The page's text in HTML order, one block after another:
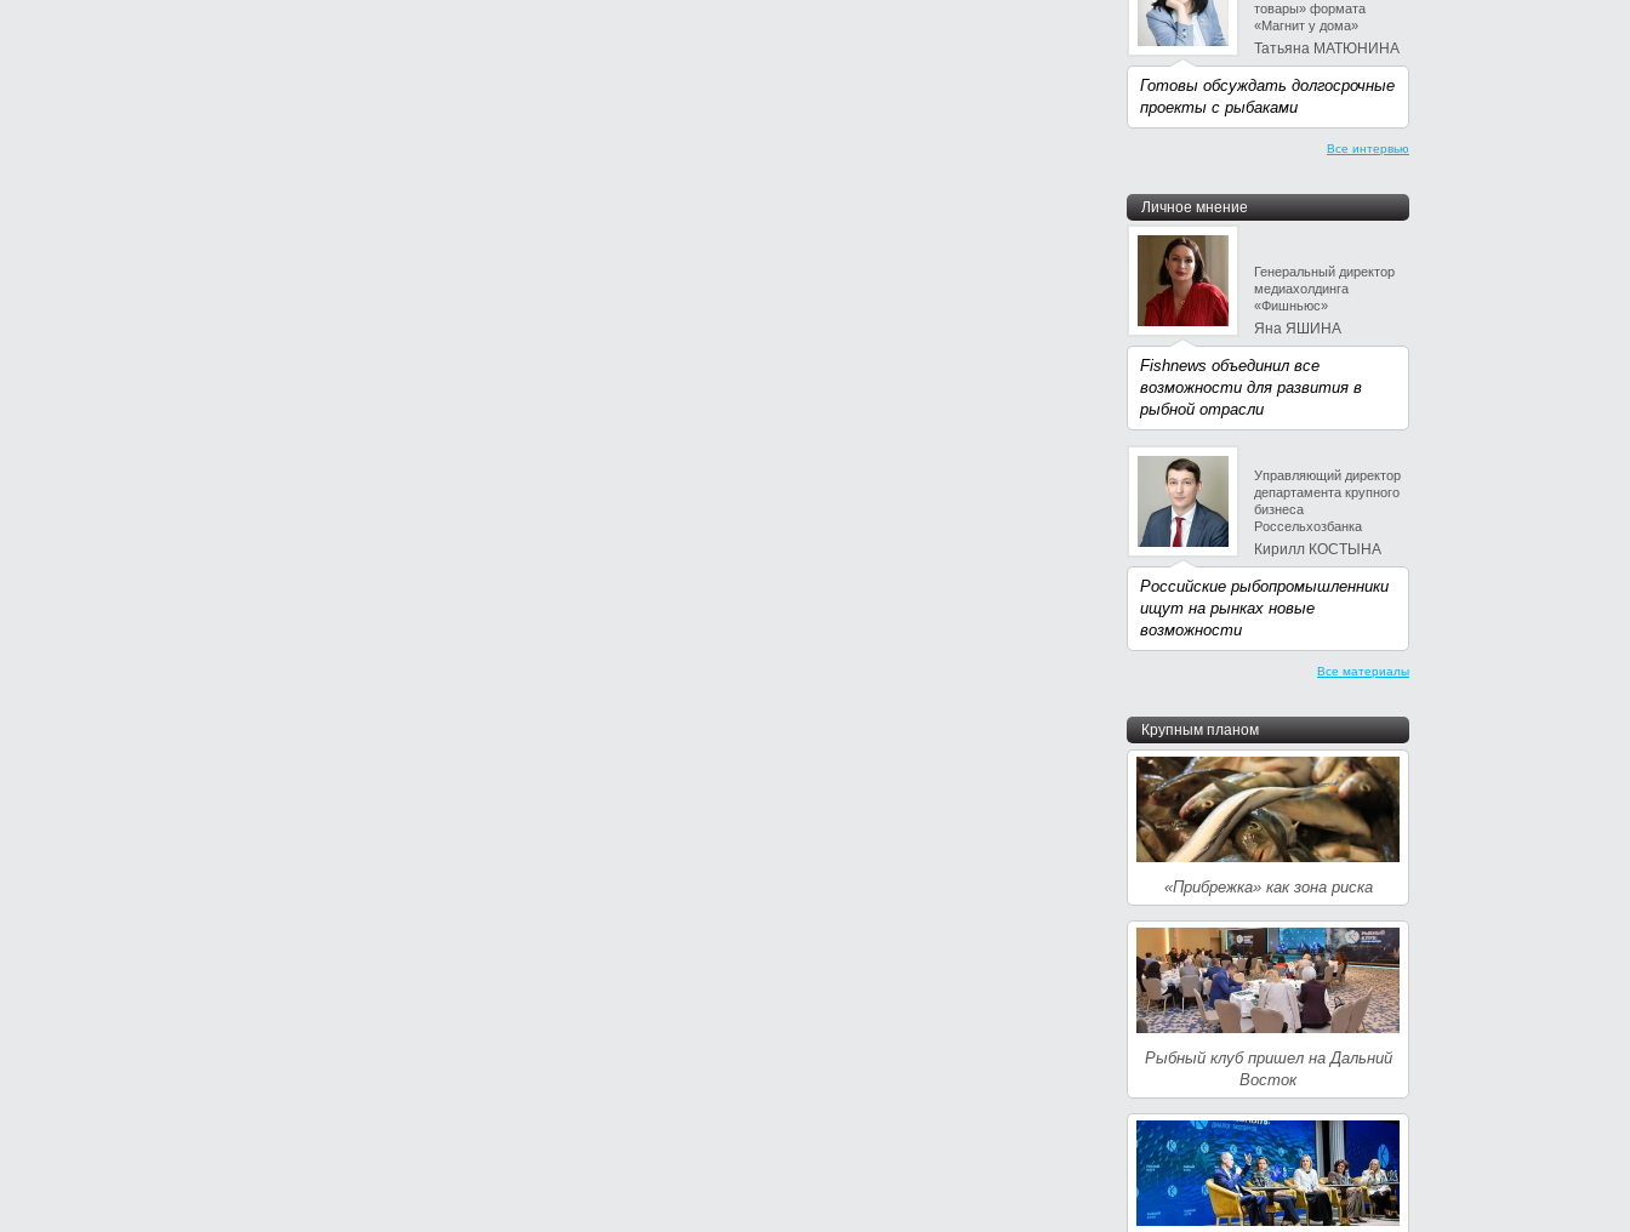
товары» формата
«Магнит у дома»
Татьяна МАТЮНИНА
Готовы обсуждать долгосрочные
проекты с рыбаками
Все интервью
Личное мнение
Генеральный директор
медиахолдинга
«Фишньюс»
Яна ЯШИНА
Fishnews объединил все
возможности для развития в
рыбной отрасли
Управляющий директор
департамента крупного
бизнеса
Россельхозбанка
Кирилл КОСТЫНА
Российские рыбопромышленники
ищут на рынках новые
возможности
Все материалы
Крупным планом
«Прибрежка» как зона риска
Рыбный клуб пришел на Дальний
Восток